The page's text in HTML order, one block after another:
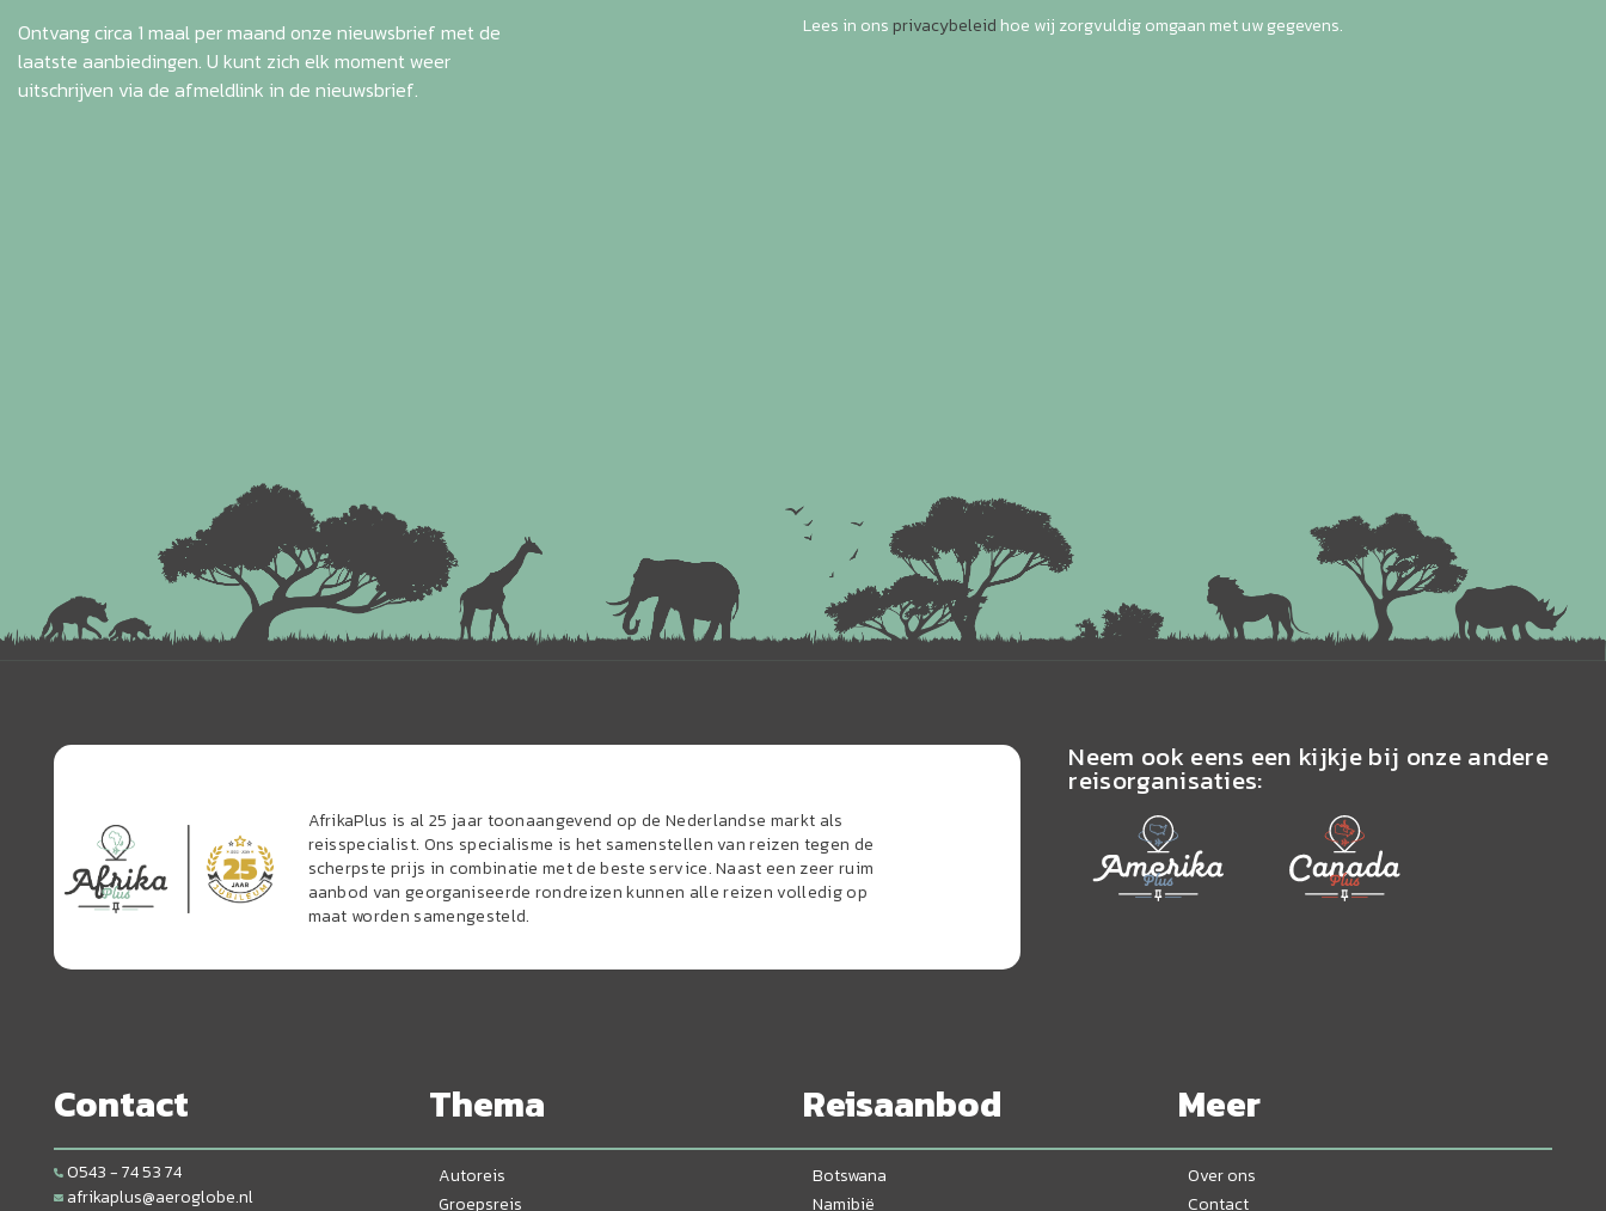
Ontvang circa 1 maal per maand onze nieuwsbrief met de
laatste aanbiedingen. U kunt zich elk moment weer
uitschrijven via de afmeldlink in de nieuwsbrief.
Lees in ons privacybeleid hoe wij zorgvuldig omgaan met uw gegevens.
AfrikaPlus is al 25 jaar toonaangevend op de Nederlandse markt als
reisspecialist. Ons specialisme is het samenstellen van reizen tegen de
scherpste prijs in combinatie met de beste service. Naast een zeer ruim
aanbod van georganiseerde rondreizen kunnen alle reizen volledig op
maat worden samengesteld.
Neem ook eens een kijkje bij onze andere
reisorganisaties:
Contact
0543 - 74 53 74
afrikaplus@aeroglobe.nl
Thema
Autoreis
Groepsreis
Reisaanbod
Botswana
Namibië
Meer
Over ons
Contact